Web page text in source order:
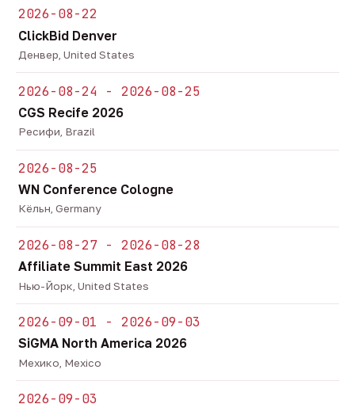
2026-08-22
ClickBid Denver
Денвер, United States
2026-08-24 - 2026-08-25
CGS Recife 2026
Ресифи, Brazil
2026-08-25
WN Conference Cologne
Кёльн, Germany
2026-08-27 - 2026-08-28
Affiliate Summit East 2026
Нью-Йорк, United States
2026-09-01 - 2026-09-03
SiGMA North America 2026
Мехико, Mexico
2026-09-03